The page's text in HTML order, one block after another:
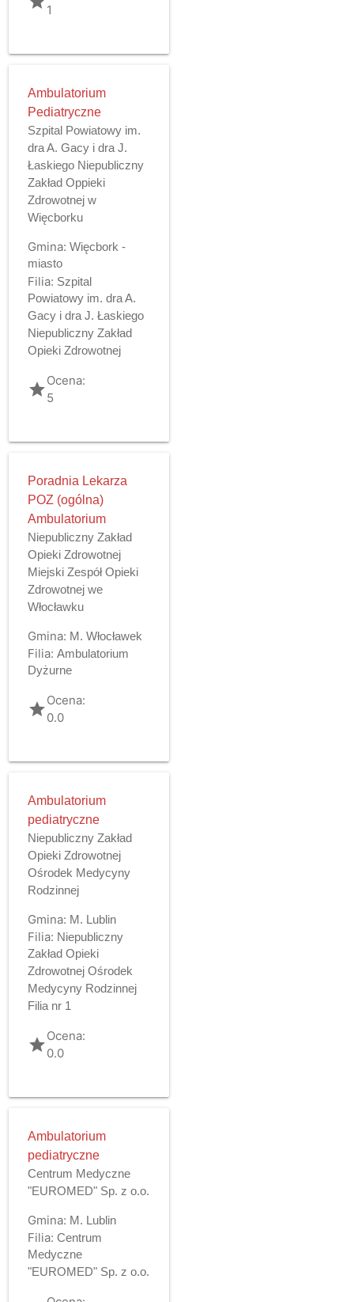
1
Ambulatorium
Pediatryczne
Szpital Powiatowy im.
dra A. Gacy i dra J.
Łaskiego Niepubliczny
Zakład Oppieki
Zdrowotnej w
Więcborku
Gmina: Więcbork -
miasto
Filia: Szpital
Powiatowy im. dra A.
Gacy i dra J. Łaskiego
Niepubliczny Zakład
Opieki Zdrowotnej
gradeOcena:
5
Poradnia Lekarza
POZ (ogólna)
Ambulatorium
Niepubliczny Zakład
Opieki Zdrowotnej
Miejski Zespół Opieki
Zdrowotnej we
Włocławku
Gmina: M. Włocławek
Filia: Ambulatorium
Dyżurne
gradeOcena:
0.0
Ambulatorium
pediatryczne
Niepubliczny Zakład
Opieki Zdrowotnej
Ośrodek Medycyny
Rodzinnej
Gmina: M. Lublin
Filia: Niepubliczny
Zakład Opieki
Zdrowotnej Ośrodek
Medycyny Rodzinnej
Filia nr 1
gradeOcena:
0.0
Ambulatorium
pediatryczne
Centrum Medyczne
"EUROMED" Sp. z o.o.
Gmina: M. Lublin
Filia: Centrum
Medyczne
"EUROMED" Sp. z o.o.